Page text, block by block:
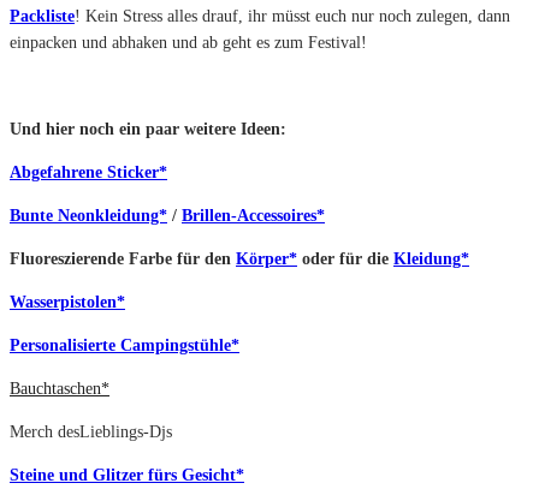
Packliste! Kein Stress alles drauf, ihr müsst euch nur noch zulegen, dann
einpacken und abhaken und ab geht es zum Festival!
Und hier noch ein paar weitere Ideen:
Abgefahrene Sticker*
Bunte Neonkleidung* / Brillen-Accessoires*
Fluoreszierende Farbe für den Körper* oder für die Kleidung*
Wasserpistolen*
Personalisierte Campingstühle*
Bauchtaschen*
Merch desLieblings-Djs
Steine und Glitzer fürs Gesicht*